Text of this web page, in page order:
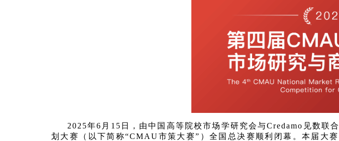
2025年6月15日，由中国高等院校市场学研究会与Credamo见数
划大赛（以下简称“CMAU市策大赛”）全国总决赛顺利闭幕。本届大